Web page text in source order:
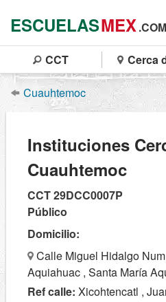
ESCUELASMEX.COM
CCT Cerca
Cuauhtemoc
Instituciones
Cuauhtemoc
CCT 29DCC0007P
Público
Domicilio:
Calle Miguel Hidalgo
Aquiahuac , Santa María
Ref calle: Xicohtencatl ,